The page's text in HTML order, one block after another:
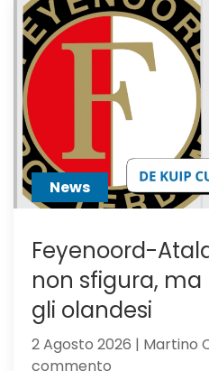
News
Feyenoord-
non sfigura,
gli olandesi
2 Agosto 2026 | Martino
commento